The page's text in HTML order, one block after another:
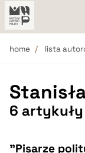
home lista
6
"Pisarze